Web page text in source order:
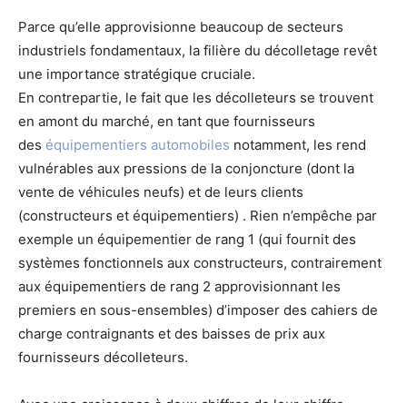
Parce qu’elle approvisionne beaucoup de secteurs
industriels fondamentaux, la filière du décolletage revêt
une importance stratégique cruciale.
En contrepartie, le fait que les décolleteurs se trouvent
en amont du marché, en tant que fournisseurs
des équipementiers automobiles notamment, les rend
vulnérables aux pressions de la conjoncture (dont la
vente de véhicules neufs) et de leurs clients
(constructeurs et équipementiers) . Rien n’empêche par
exemple un équipementier de rang 1 (qui fournit des
systèmes fonctionnels aux constructeurs, contrairement
aux équipementiers de rang 2 approvisionnant les
premiers en sous-ensembles) d’imposer des cahiers de
charge contraignants et des baisses de prix aux
fournisseurs décolleteurs.